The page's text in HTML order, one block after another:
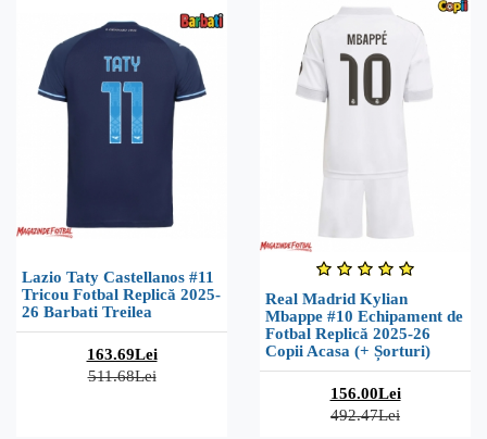
Lazio Taty Castellanos #11
Tricou Fotbal Replică 2025-
26 Barbati Treilea
163.69Lei
511.68Lei
Real Madrid Kylian
Mbappe #10 Echipament de
Fotbal Replică 2025-26
Copii Acasa (+ Șorturi)
156.00Lei
492.47Lei